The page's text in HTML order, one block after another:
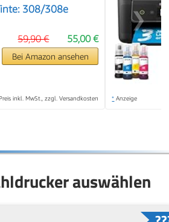
308/308e
55,00 €
59,90 €
Bei Amazon ansehen
inkl. MwSt., zzgl. Versandkosten * Anzeige
❯
auswählen